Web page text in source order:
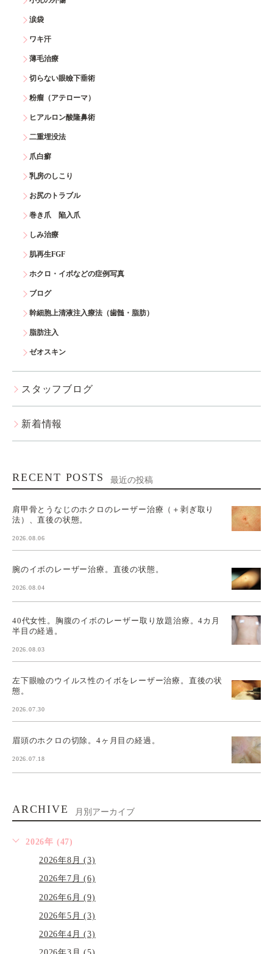
涙袋
ワキ汗
薄毛治療
切らない眼瞼下垂術
粉瘤（アテローマ）
ヒアルロン酸隆鼻術
二重埋没法
爪白癬
乳房のしこり
お尻のトラブル
巻き爪 陥入爪
しみ治療
肌再生FGF
ホクロ・イボなどの症例写真
ブログ
幹細胞上清液注入療法（歯髄・脂肪）
脂肪注入
ゼオスキン
スタッフブログ
新着情報
RECENT POSTS 最近の投稿
肩甲骨とうなじのホクロのレーザー治療（＋剥ぎ取り
法）、直後の状態。
2026.08.06
腕のイボのレーザー治療。直後の状態。
2026.08.04
40代女性。胸腹のイボのレーザー取り放題治療。4カ月
半目の経過。
2026.08.03
左下眼瞼のウイルス性のイボをレーザー治療。直後の状
態。
2026.07.30
眉頭のホクロの切除。4ヶ月目の経過。
2026.07.18
ARCHIVE 月別アーカイブ
2026年 (47)
2026年8月 (3)
2026年7月 (6)
2026年6月 (9)
2026年5月 (3)
2026年4月 (3)